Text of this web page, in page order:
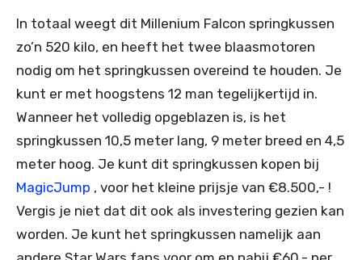
In totaal weegt dit Millenium Falcon springkussen
zo’n 520 kilo, en heeft het twee blaasmotoren
nodig om het springkussen overeind te houden. Je
kunt er met hoogstens 12 man tegelijkertijd in.
Wanneer het volledig opgeblazen is, is het
springkussen 10,5 meter lang, 9 meter breed en 4,5
meter hoog. Je kunt dit springkussen kopen bij
MagicJump , voor het kleine prijsje van €8.500,- !
Vergis je niet dat dit ook als investering gezien kan
worden. Je kunt het springkussen namelijk aan